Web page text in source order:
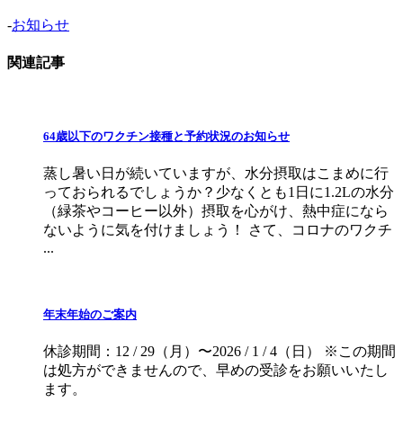
-お知らせ
関連記事
64歳以下のワクチン接種と予約状況のお知らせ
蒸し暑い日が続いていますが、水分摂取はこまめに行
っておられるでしょうか？少なくとも1日に1.2Lの水分
（緑茶やコーヒー以外）摂取を心がけ、熱中症になら
ないように気を付けましょう！ さて、コロナのワクチ
...
年末年始のご案内
休診期間：12 / 29（月）〜2026 / 1 / 4（日） ※この期間
は処方ができませんので、早めの受診をお願いいたし
ます。